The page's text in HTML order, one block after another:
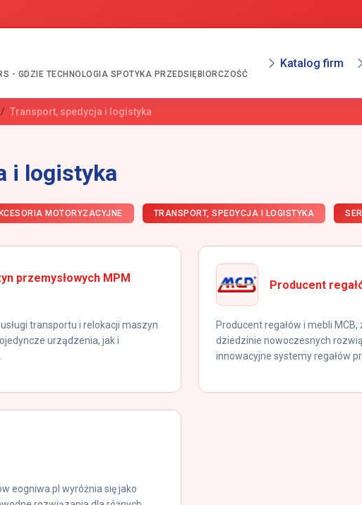
- GDZIE TECHNOLOGIA SPOTYKA PRZEDSIĘBIORCZOŚĆ
Katalog firm
Transport, spedycja i logistyka
i logistyka
MOTORYZACYJNE TRANSPORT, SPEDYCJA I LOGISTYKA
przemysłowych MPM
transportu i relokacji maszyn
urządzenia, jak i
Producent
Producent regałów i mebli
dziedzinie nowoczesnych
innowacyjne systemy regałów
eogniwa.pl wyróżnia się jako